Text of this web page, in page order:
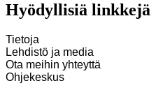
Hyödyllisiä linkkejä
Tietoja
Lehdistö ja media
Ota meihin yhteyttä
Ohjekeskus